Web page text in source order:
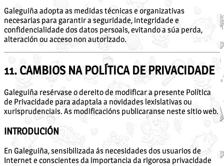
Galeguiña adopta as medidas técnicas e organizativas
necesarias para garantir a seguridade, integridade e
confidencialidade dos datos persoais, evitando a súa perda,
alteración ou acceso non autorizado.
11. CAMBIOS NA POLÍTICA DE PRIVACIDADE
Galeguiña resérvase o dereito de modificar a presente Política
de Privacidade para adaptala a novidades lexislativas ou
xurisprudenciais. As modificacións publicaranse neste sitio web.
INTRODUCIÓN
En Galeguiña, sensibilizada ás necesidades dos usuarios de
Internet e conscientes da importancia da rigorosa privacidade